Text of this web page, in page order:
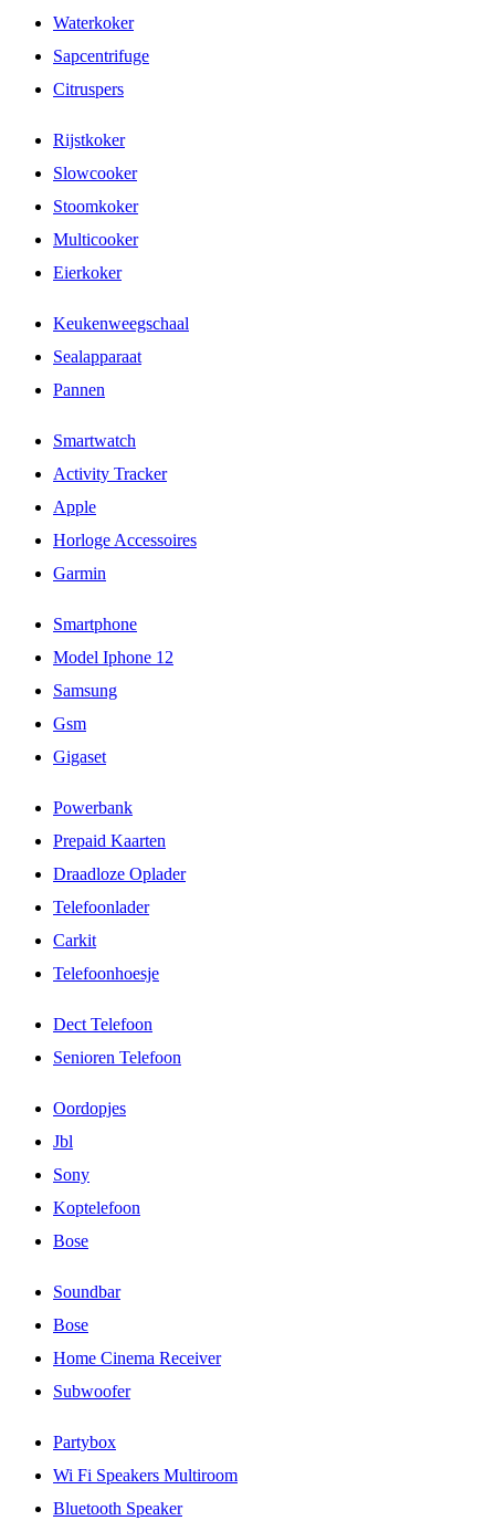
Waterkoker
Sapcentrifuge
Citruspers
Rijstkoker
Slowcooker
Stoomkoker
Multicooker
Eierkoker
Keukenweegschaal
Sealapparaat
Pannen
Smartwatch
Activity Tracker
Apple
Horloge Accessoires
Garmin
Smartphone
Model Iphone 12
Samsung
Gsm
Gigaset
Powerbank
Prepaid Kaarten
Draadloze Oplader
Telefoonlader
Carkit
Telefoonhoesje
Dect Telefoon
Senioren Telefoon
Oordopjes
Jbl
Sony
Koptelefoon
Bose
Soundbar
Bose
Home Cinema Receiver
Subwoofer
Partybox
Wi Fi Speakers Multiroom
Bluetooth Speaker